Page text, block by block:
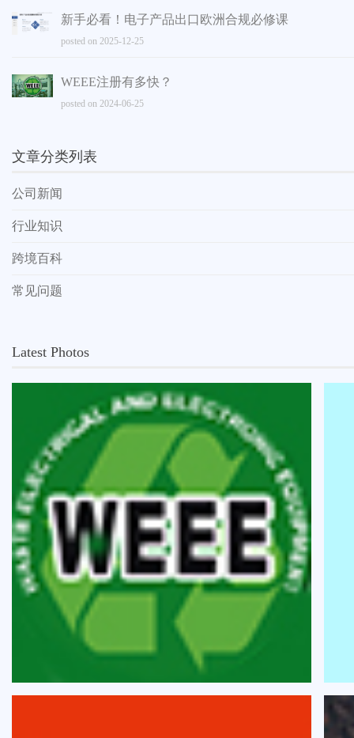
新手必看！电子产品出口欧洲合规必修课
posted on 2025-12-25
WEEE注册有多快？
posted on 2024-06-25
文章分类列表
公司新闻
行业知识
跨境百科
常见问题
Latest Photos